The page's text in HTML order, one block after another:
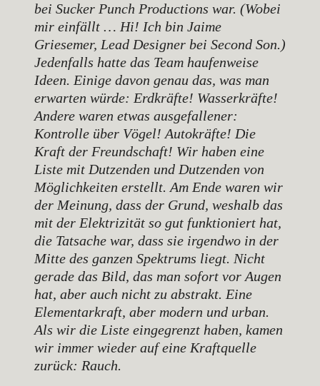
bei Sucker Punch Productions war. (Wobei
mir einfällt … Hi! Ich bin Jaime
Griesemer, Lead Designer bei Second Son.)
Jedenfalls hatte das Team haufenweise
Ideen. Einige davon genau das, was man
erwarten würde: Erdkräfte! Wasserkräfte!
Andere waren etwas ausgefallener:
Kontrolle über Vögel! Autokräfte! Die
Kraft der Freundschaft! Wir haben eine
Liste mit Dutzenden und Dutzenden von
Möglichkeiten erstellt. Am Ende waren wir
der Meinung, dass der Grund, weshalb das
mit der Elektrizität so gut funktioniert hat,
die Tatsache war, dass sie irgendwo in der
Mitte des ganzen Spektrums liegt. Nicht
gerade das Bild, das man sofort vor Augen
hat, aber auch nicht zu abstrakt. Eine
Elementarkraft, aber modern und urban.
Als wir die Liste eingegrenzt haben, kamen
wir immer wieder auf eine Kraftquelle
zurück: Rauch.